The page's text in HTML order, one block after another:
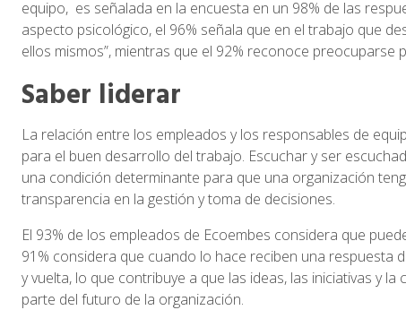
equipo, es señalada en la encuesta en un 98% de las
aspecto psicológico, el 96% señala que en el trabajo que
ellos mismos”, mientras que el 92% reconoce preocuparse
Saber liderar
La relación entre los empleados y los responsables de
para el buen desarrollo del trabajo. Escuchar y ser
una condición determinante para que una organización
transparencia en la gestión y toma de decisiones.
El 93% de los empleados de Ecoembes considera que
91% considera que cuando lo hace reciben una respuesta
y vuelta, lo que contribuye a que las ideas, las iniciativas y
parte del futuro de la organización.